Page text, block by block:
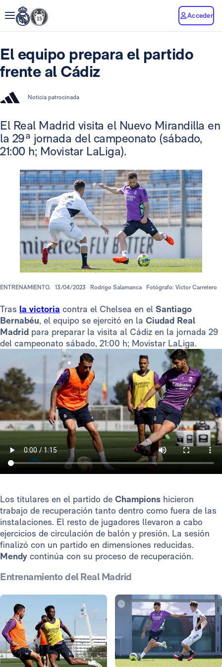
Acceder
El equipo prepara el partido
frente al Cádiz
Noticia patrocinada
El Real Madrid visita el Nuevo Mirandilla en
la 29ª jornada del campeonato (sábado,
21:00 h; Movistar LaLiga).
ENTRENAMIENTO. 13/04/2023 Rodrigo Salamanca Fotógrafo: Víctor Carretero
Tras la victoria contra el Chelsea en el Santiago
Bernabéu, el equipo se ejercitó en la Ciudad Real
Madrid para preparar la visita al Cádiz en la jornada 29
del campeonato sábado, 21:00 h; Movistar LaLiga.
Los titulares en el partido de Champions hicieron
trabajo de recuperación tanto dentro como fuera de las
instalaciones. El resto de jugadores llevaron a cabo
ejercicios de circulación de balón y presión. La sesión
finalizó con un partido en dimensiones reducidas.
Mendy continúa con su proceso de recuperación.
Entrenamiento del Real Madrid